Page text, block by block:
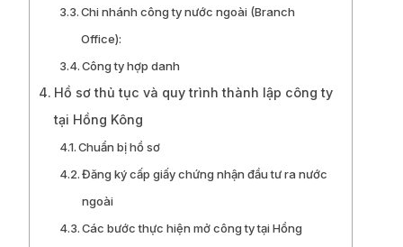
Chi nhánh công ty nước ngoài (Branch
Office):
Công ty hợp danh
Hồ sơ thủ tục và quy trình thành lập công ty
tại Hồng Kông
Chuẩn bị hồ sơ
Đăng ký cấp giấy chứng nhận đầu tư ra nước
ngoài
Các bước thực hiện mở công ty tại Hồng